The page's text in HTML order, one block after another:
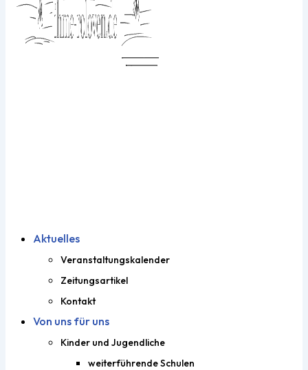
Aktuelles
Veranstaltungskalender
Zeitungsartikel
Kontakt
Von uns für uns
Kinder und Jugendliche
weiterführende Schulen